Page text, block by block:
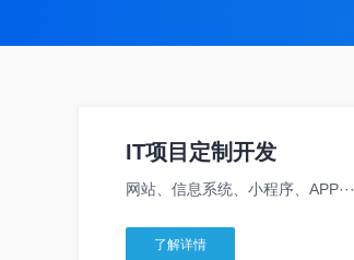
IT项目定制开发
网站、信息系统、小程序、APP···
了解详情